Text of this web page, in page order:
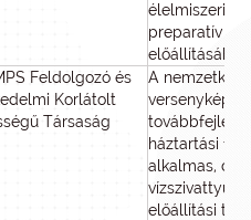
preparatív
előállításához
Feldolgozó és
Korlátolt
Társaság
A nemzetközi
versenyképes,
háztartási
alkalmas,
vízszivattyú
előállítási